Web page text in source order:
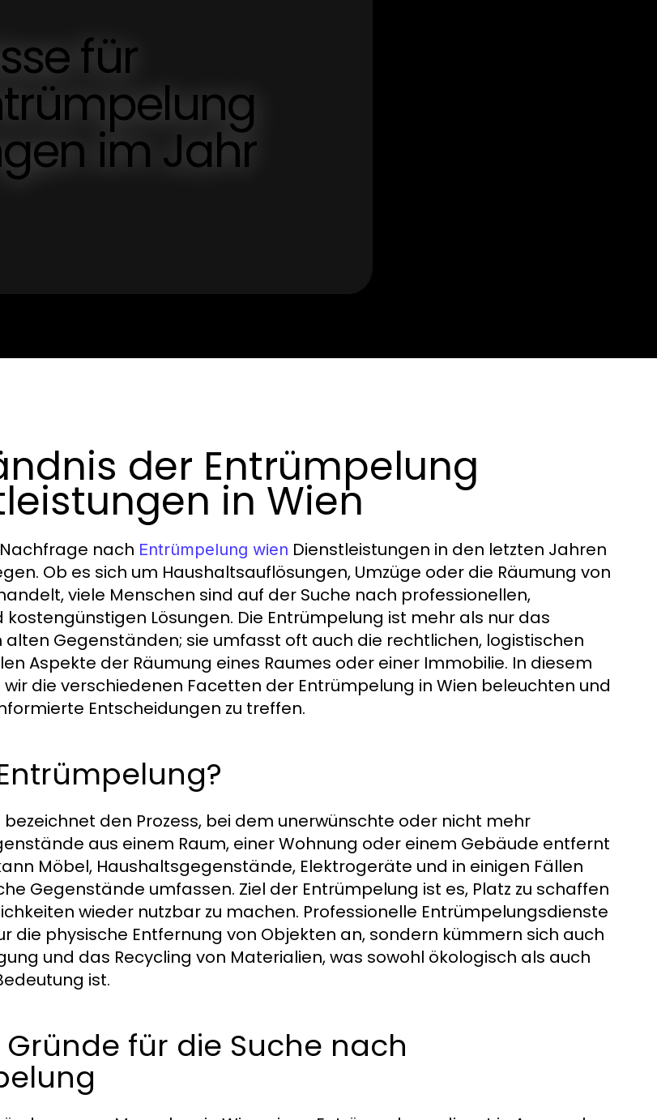
für
im Jahr
der Entrümpelung
in Wien
nach Entrümpelung wien Dienstleistungen in den letzten Jahren
Ob es sich um Haushaltsauflösungen, Umzüge oder die Räumung von
viele Menschen sind auf der Suche nach professionellen,
kostengünstigen Lösungen. Die Entrümpelung ist mehr als nur das
alten Gegenständen; sie umfasst oft auch die rechtlichen, logistischen
Aspekte der Räumung eines Raumes oder einer Immobilie. In diesem
die verschiedenen Facetten der Entrümpelung in Wien beleuchten und
Entscheidungen zu treffen.
den Prozess, bei dem unerwünschte oder nicht mehr
aus einem Raum, einer Wohnung oder einem Gebäude entfernt
Möbel, Haushaltsgegenstände, Elektrogeräte und in einigen Fällen
Gegenstände umfassen. Ziel der Entrümpelung ist es, Platz zu schaffen
wieder nutzbar zu machen. Professionelle Entrümpelungsdienste
die physische Entfernung von Objekten an, sondern kümmern sich auch
und das Recycling von Materialien, was sowohl ökologisch als auch
ist.
für die Suche nach